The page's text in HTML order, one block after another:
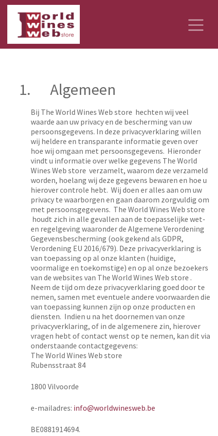
1. Algemeen
Bij The World Wines Web store hechten wij veel
waarde aan uw privacy en de bescherming van uw
persoonsgegevens. In deze privacyverklaring willen
wij heldere en transparante informatie geven over
hoe wij omgaan met persoonsgegevens. Hieronder
vindt u informatie over welke gegevens The World
Wines Web store verzamelt, waarom deze verzameld
worden, hoelang wij deze gegevens bewaren en hoe u
hierover controle hebt. Wij doen er alles aan om uw
privacy te waarborgen en gaan daarom zorgvuldig om
met persoonsgegevens. The World Wines Web store
houdt zich in alle gevallen aan de toepasselijke wet-
en regelgeving waaronder de Algemene Verordening
Gegevensbescherming (ook gekend als GDPR,
Verordening EU 2016/679). Deze privacyverklaring is
van toepassing op al onze klanten (huidige,
voormalige en toekomstige) en op al onze bezoekers
van de websites van The World Wines Web store .
Neem de tijd om deze privacyverklaring goed door te
nemen, samen met eventuele andere voorwaarden die
van toepassing kunnen zijn op onze producten en
diensten. Indien u na het doornemen van onze
privacyverklaring, of in de algemenere zin, hierover
vragen hebt of contact wenst op te nemen, kan dit via
onderstaande contactgegevens:
The World Wines Web store
Rubensstraat 84
1800 Vilvoorde
e-mailadres: info@worldwinesweb.be
BE0881914694.